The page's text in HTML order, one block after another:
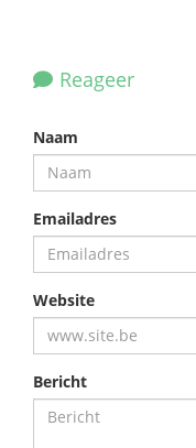
Reageer
Naam
Emailadres
Website
Bericht